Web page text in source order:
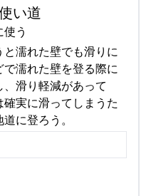
い道
う
濡れた壁でも滑りに
濡れた壁を登る際に
滑り軽減があって
実に滑ってしまうた
に登ろう。